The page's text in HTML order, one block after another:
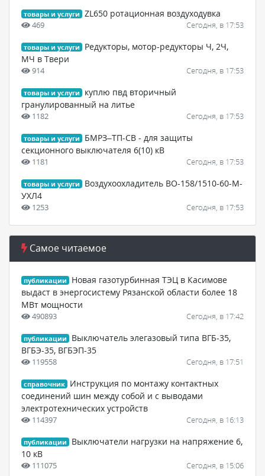
товары и услуги ZL650 ротационная воздуходувка
469 Сегодня, в 17:53
товары и услуги
Редукторы, мотор-редукторы Ч, 2Ч,
МЧ в Твери
914 Сегодня, в 17:53
товары и услуги
куплю пвд вторичный
гранулированный на литье
1182 Сегодня, в 17:53
товары и услуги
БМРЗ–ТП-CВ - для защиты
секционного выключателя 6(10) кВ
1181 Сегодня, в 17:53
товары и услуги
Воздухоохладитель ВО-158/1510-60-М-
УХЛ4
1253 Сегодня, в 17:53
Самое читаемое
публикации
Новая газотурбинная ТЭЦ в Касимове
выдаст в энергосистему Рязанской области более 18
МВт мощности
490893 Сегодня, в 17:42
публикации
Выключатель элегазовый типа ВГБ-35,
ВГБЭ-35, ВГБЭП-35
119558 Сегодня, в 17:51
справочник
Инструкция по монтажу контактных
соединений шин между собой и с выводами
электротехнических устройств
114397 Сегодня, в 16:13
публикации
Выключатели нагрузки на напряжение 6,
10 кВ
111075 Сегодня, в 15:06